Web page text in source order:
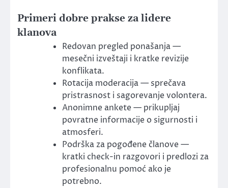
Primeri dobre prakse za lidere
klanova
Redovan pregled ponašanja —
mesečni izveštaji i kratke revizije
konflikata.
Rotacija moderacija — sprečava
pristrasnost i sagorevanje volontera.
Anonimne ankete — prikupljaj
povratne informacije o sigurnosti i
atmosferi.
Podrška za pogođene članove —
kratki check-in razgovori i predlozi za
profesionalnu pomoć ako je
potrebno.